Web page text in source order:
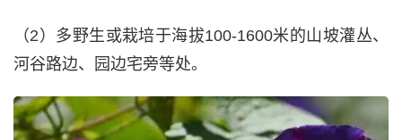
（2）多野生或栽培于海拔100-1600米的山坡灌丛、
河谷路边、园边宅旁等处。